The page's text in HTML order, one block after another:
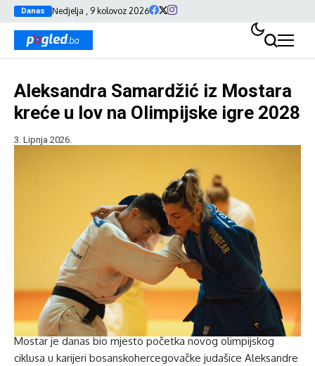
Danas Nedjelja , 9 kolovoz 2026
Aleksandra Samardžić iz Mostara
kreće u lov na Olimpijske igre 2028
3. Lipnja 2026.
Mostar je danas bio mjesto početka novog olimpijskog
ciklusa u karijeri bosanskohercegovačke judašice Aleksandre